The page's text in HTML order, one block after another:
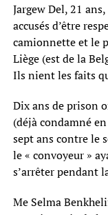
Jargew Del, 21
accusés d’être
camionnette et le
Liège (est de la
Ils nient les faits
Dix ans de prison
(déjà condamné
sept ans contre le
le « convoyeur »
s’arrêter pendant
Me Selma